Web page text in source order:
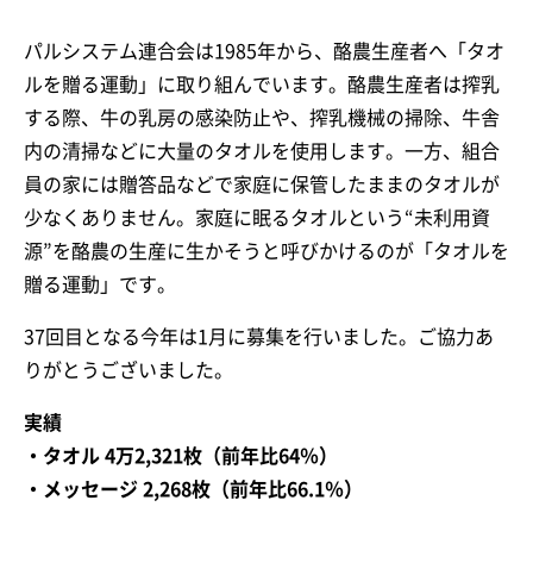
パルシステム連合会は1985年から、酪農生産者へ「タオ
ルを贈る運動」に取り組んでいます。酪農生産者は搾乳
する際、牛の乳房の感染防止や、搾乳機械の掃除、牛舎
内の清掃などに大量のタオルを使用します。一方、組合
員の家には贈答品などで家庭に保管したままのタオルが
少なくありません。家庭に眠るタオルという“未利用資
源”を酪農の生産に生かそうと呼びかけるのが「タオルを
贈る運動」です。
37回目となる今年は1月に募集を行いました。ご協力あ
りがとうございました。
実績
・タオル 4万2,321枚（前年比64％）
・メッセージ 2,268枚（前年比66.1％）